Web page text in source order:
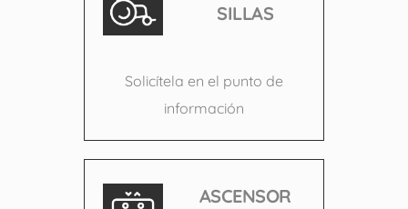
SILLAS
Solicítela en el punto de
información
ASCENSOR